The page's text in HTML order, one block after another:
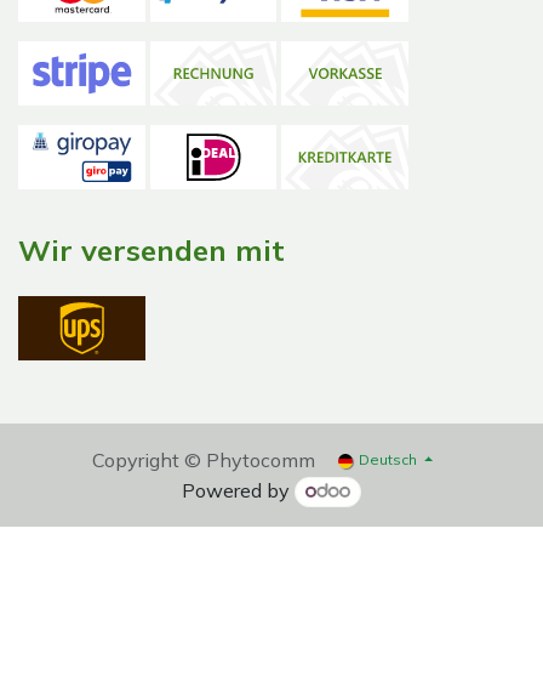
Wir versenden mit
Copyright © Phytocomm Deutsch
Powered by